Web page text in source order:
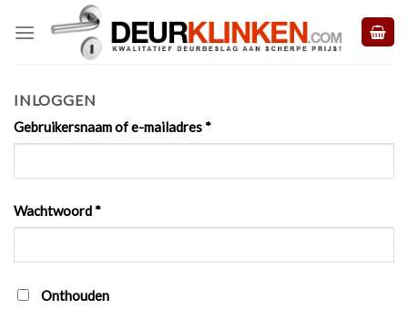
INLOGGEN
Gebruikersnaam of e-mailadres*
Wachtwoord*
Onthouden